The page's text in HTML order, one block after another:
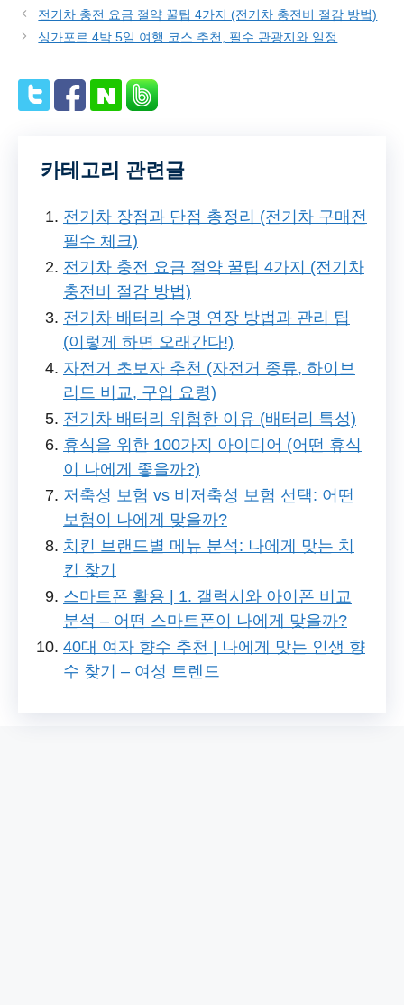
전기차 충전 요금 절약 꿀팁 4가지 (전기차 충전비 절감 방법)
싱가포르 4박 5일 여행 코스 추천, 필수 관광지와 일정
카테고리 관련글
전기차 장점과 단점 총정리 (전기차 구매전
필수 체크)
전기차 충전 요금 절약 꿀팁 4가지 (전기차
충전비 절감 방법)
전기차 배터리 수명 연장 방법과 관리 팁
(이렇게 하면 오래간다!)
자전거 초보자 추천 (자전거 종류, 하이브
리드 비교, 구입 요령)
전기차 배터리 위험한 이유 (배터리 특성)
휴식을 위한 100가지 아이디어 (어떤 휴식
이 나에게 좋을까?)
저축성 보험 vs 비저축성 보험 선택: 어떤
보험이 나에게 맞을까?
치킨 브랜드별 메뉴 분석: 나에게 맞는 치
킨 찾기
스마트폰 활용 | 1. 갤럭시와 아이폰 비교
분석 – 어떤 스마트폰이 나에게 맞을까?
40대 여자 향수 추천 | 나에게 맞는 인생 향
수 찾기 – 여성 트렌드